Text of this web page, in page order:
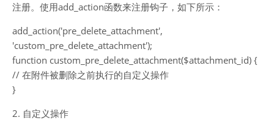
注册。使用add_action函数来注册钩子，如下所示：
add_action('pre_delete_attachment',
'custom_pre_delete_attachment');
function custom_pre_delete_attachment($attachment_id) {
// 在附件被删除之前执行的自定义操作
}
2. 自定义操作